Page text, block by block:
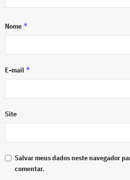
Nome *
E-mail *
Site
Salvar meus dados neste navegador
comentar.